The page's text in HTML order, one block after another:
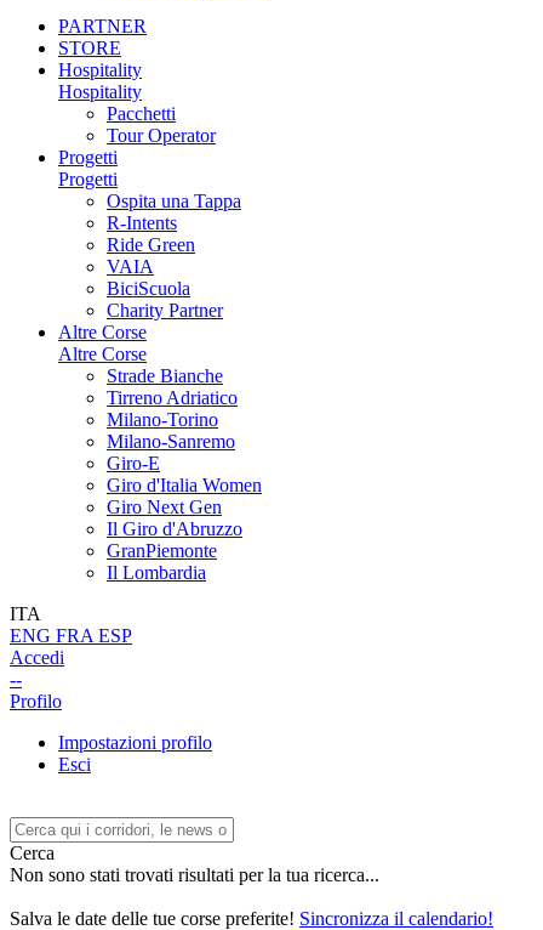
PARTNER
STORE
Hospitality
Hospitality
Pacchetti
Tour Operator
Progetti
Progetti
Ospita una Tappa
R-Intents
Ride Green
VAIA
BiciScuola
Charity Partner
Altre Corse
Altre Corse
Strade Bianche
Tirreno Adriatico
Milano-Torino
Milano-Sanremo
Giro-E
Giro d'Italia Women
Giro Next Gen
Il Giro d'Abruzzo
GranPiemonte
Il Lombardia
ITA
ENG FRA ESP
Accedi
--
Profilo
Impostazioni profilo
Esci
Cerca
Non sono stati trovati risultati per la tua ricerca...
Salva le date delle tue corse preferite! Sincronizza il calendario!